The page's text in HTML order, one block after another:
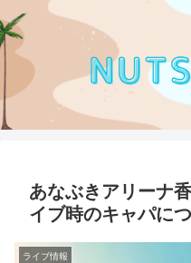
あなぶきアリーナ
イブ時のキャパに
ライブ情報